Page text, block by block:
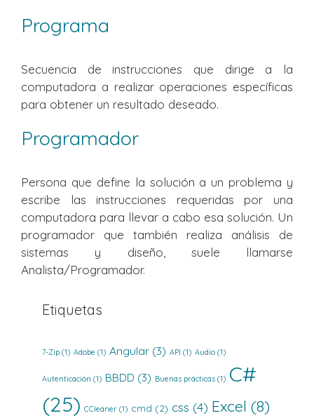
Programa
Secuencia de instrucciones que dirige a la
computadora a realizar operaciones específicas
para obtener un resultado deseado.
Programador
Persona que define la solución a un problema y
escribe las instrucciones requeridas por una
computadora para llevar a cabo esa solución. Un
programador que también realiza análisis de
sistemas y diseño, suele llamarse
Analista/Programador.
Etiquetas
7-Zip (1) Adobe (1) Angular (3) API (1) Audio (1)
Autenticación (1) BBDD (3) Buenas prácticas (1) C#
(25) CCleaner (1) cmd (2) css (4) Excel (8)